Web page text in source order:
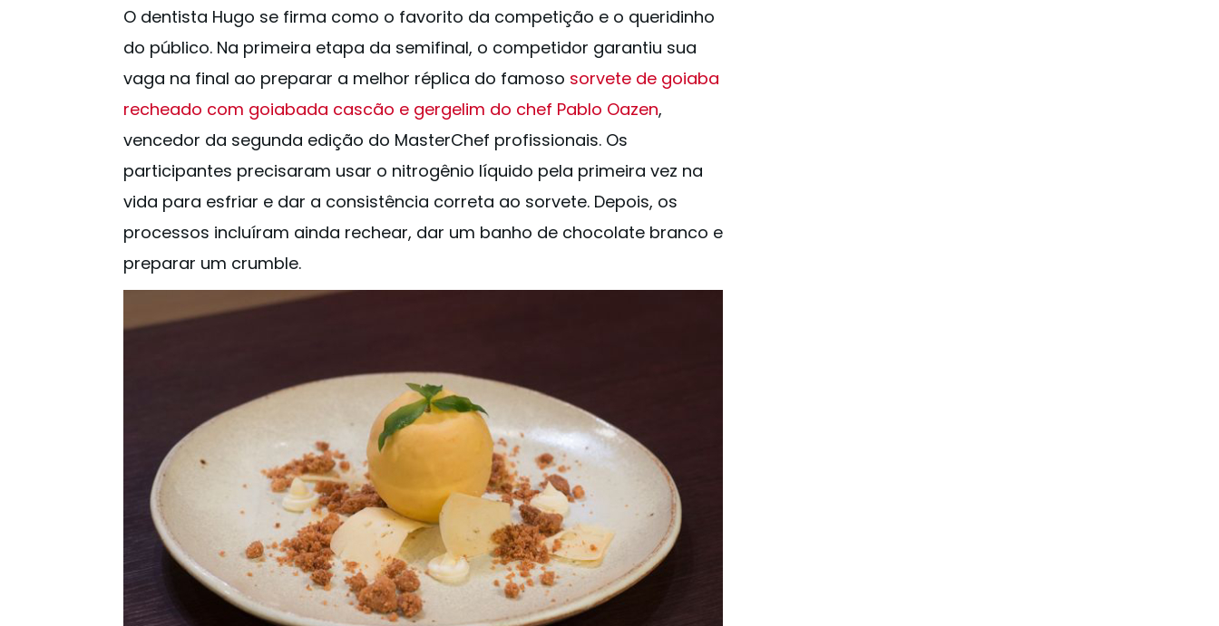
O dentista Hugo se firma como o favorito da competição e o queridinho
do público. Na primeira etapa da semifinal, o competidor garantiu sua
vaga na final ao preparar a melhor réplica do famoso sorvete de goiaba
recheado com goiabada cascão e gergelim do chef Pablo Oazen,
vencedor da segunda edição do MasterChef profissionais. Os
participantes precisaram usar o nitrogênio líquido pela primeira vez na
vida para esfriar e dar a consistência correta ao sorvete. Depois, os
processos incluíram ainda rechear, dar um banho de chocolate branco e
preparar um crumble.